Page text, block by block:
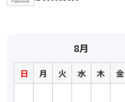
8月
日 月 火 水 木 金